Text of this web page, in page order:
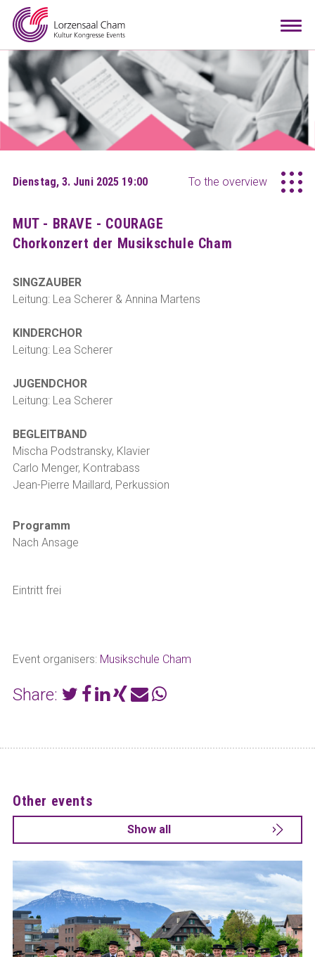
Booking
Visitors
Info
Teamwork
Dienstag, 3. Juni 2025 19:00
To the overview
MUT - BRAVE - COURAGE
Chorkonzert der Musikschule Cham
SINGZAUBER
Leitung: Lea Scherer & Annina Martens
KINDERCHOR
Leitung: Lea Scherer
JUGENDCHOR
Leitung: Lea Scherer
BEGLEITBAND
Mischa Podstransky, Klavier
Carlo Menger, Kontrabass
Jean-Pierre Maillard, Perkussion
Programm
Nach Ansage
Eintritt frei
Event organisers: Musikschule Cham
Share:
Other events
Show all